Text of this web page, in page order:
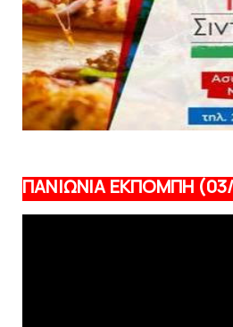
ΠΑΝΙΩΝΙΑ ΕΚΠΟΜΠΗ